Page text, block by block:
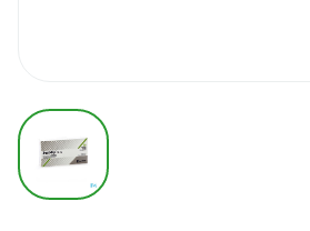
View larger image